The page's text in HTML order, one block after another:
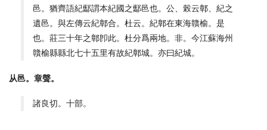
邑。猶齊語紀酅謂本紀國之酅邑也。公、榖云鄣、紀之
遺邑。與左傳云紀鄣合。杜云。紀鄣在東海贛榆。是
也。莊三十年之鄣卽此。杜分爲兩地。非。今江蘇海州
贛榆縣縣北七十五里有故紀鄣城。亦曰紀城。
从邑。章聲。
諸良切。十部。